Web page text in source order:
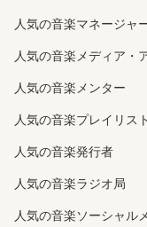
人気の音楽マネージャ
人気の音楽メディア・
人気の音楽メンター
人気の音楽プレイリス
人気の音楽発行者
人気の音楽ラジオ局
人気の音楽ソーシャル